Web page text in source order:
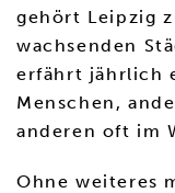
gehört Leipzig
wachsenden
erfährt jährlich
Menschen,
anderen oft im
Ohne weiteres